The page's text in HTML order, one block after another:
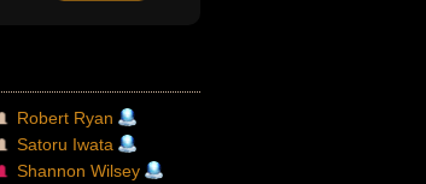
Robert Ryan
Satoru Iwata
Shannon Wilsey